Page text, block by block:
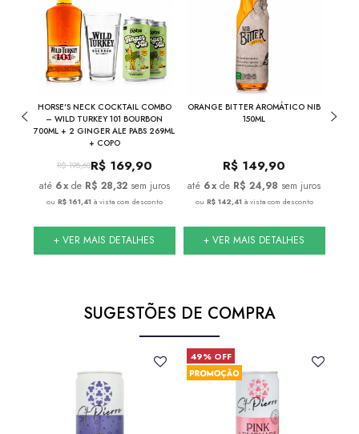
HORSE'S NECK COCKTAIL COMBO
– WILD TURKEY 101 BOURBON
700ML + 2 GINGER ALE PABS 269ML
+ COPO
R$ 198,60R$ 169,90
6x de R$ 28,32 sem juros
ou R$ 161,41 à vista com desconto
+ VER MAIS DETALHES
ORANGE BITTER AROMÁTICO NIB
150ML
R$ 149,90
6x de R$ 24,98 sem juros
ou R$ 142,41 à vista com desconto
+ VER MAIS DETALHES
SUGESTÕES DE COMPRA
49% OFF